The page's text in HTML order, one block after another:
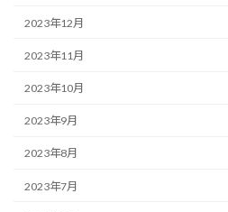
2023年12月
2023年11月
2023年10月
2023年9月
2023年8月
2023年7月